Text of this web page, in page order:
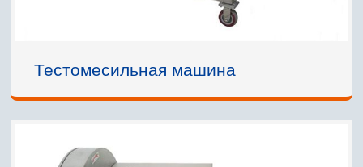
Тестомесильная машина